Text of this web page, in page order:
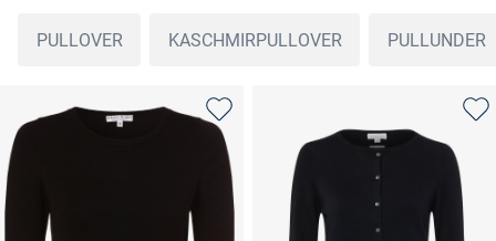
PULLOVER KASCHMIRPULLOVER PULLUNDER